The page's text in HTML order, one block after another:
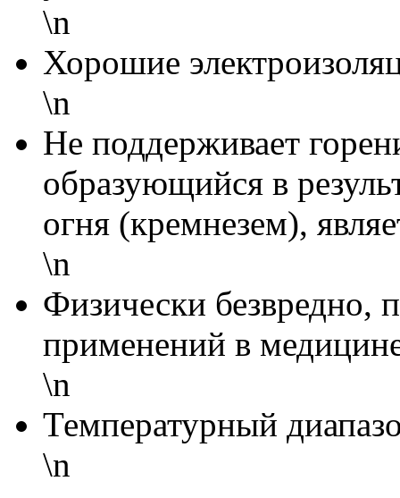
\n
Хорошие
\n
Не поддерживает
образующийся в
огня (кремнезем),
\n
Физически безвредно,
применений в
\n
Температурный
\n